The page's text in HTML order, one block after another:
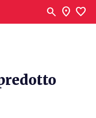
search location_on favorite